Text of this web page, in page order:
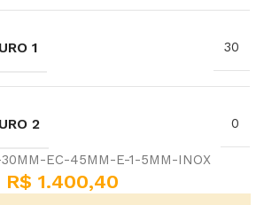
1 30
2 0
EC-45MM-E-1-5MM-INOX
R$ 1.400,40